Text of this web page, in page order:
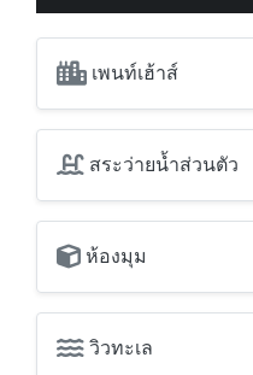
เพนท์เฮ้าส์
สระว่ายน้ำส่วนตัว
ห้องมุม
วิวทะเล